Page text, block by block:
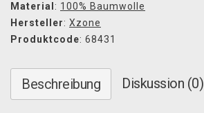
Material : 100% Baumwolle
Hersteller: Xzone
Produktcode: 68431
Beschreibung Diskussion (0)